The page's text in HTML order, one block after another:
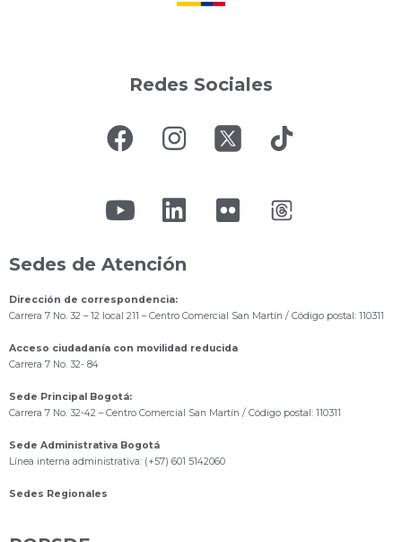
Redes Sociales
Sedes de Atención
Dirección de correspondencia:
Carrera 7 No. 32 – 12 local 211 – Centro Comercial San Martín / Código postal: 110311
Acceso ciudadanía con movilidad reducida
Carrera 7 No. 32- 84
Sede Principal Bogotá:
Carrera 7 No. 32-42 – Centro Comercial San Martín / Código postal: 110311
Sede Administrativa Bogotá
Línea interna administrativa: (+57) 601 5142060
Sedes Regionales